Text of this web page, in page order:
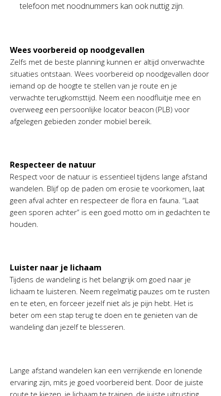
telefoon met noodnummers kan ook nuttig zijn.
Wees voorbereid op noodgevallen
Zelfs met de beste planning kunnen er altijd onverwachte
situaties ontstaan. Wees voorbereid op noodgevallen door
iemand op de hoogte te stellen van je route en je
verwachte terugkomsttijd. Neem een noodfluitje mee en
overweeg een persoonlijke locator beacon (PLB) voor
afgelegen gebieden zonder mobiel bereik.
Respecteer de natuur
Respect voor de natuur is essentieel tijdens lange afstand
wandelen. Blijf op de paden om erosie te voorkomen, laat
geen afval achter en respecteer de flora en fauna. “Laat
geen sporen achter” is een goed motto om in gedachten te
houden.
Luister naar je lichaam
Tijdens de wandeling is het belangrijk om goed naar je
lichaam te luisteren. Neem regelmatig pauzes om te rusten
en te eten, en forceer jezelf niet als je pijn hebt. Het is
beter om een stap terug te doen en te genieten van de
wandeling dan jezelf te blesseren.
Lange afstand wandelen kan een verrijkende en lonende
ervaring zijn, mits je goed voorbereid bent. Door de juiste